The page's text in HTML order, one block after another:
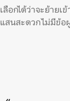
เลือกได้ว่าจะย้ายเ
แสนสะดวก ไม่มีข้อ